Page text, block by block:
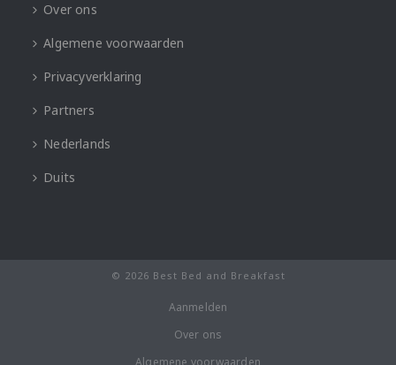
Over ons
Algemene voorwaarden
Privacyverklaring
Partners
Nederlands
Duits
© 2026 Best Bed and Breakfast
Aanmelden
Over ons